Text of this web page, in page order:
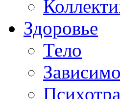
Здоровье
Тело